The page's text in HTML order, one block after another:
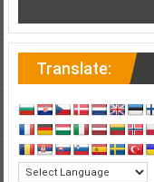
Translate: